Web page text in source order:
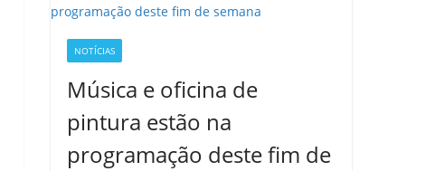
NOTÍCIAS
Música e oficina de
pintura estão na
programação deste fim de